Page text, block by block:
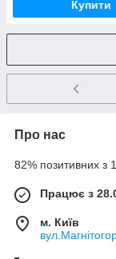
Купити
Про нас
82% позитивних з
Працює з
м. Київ